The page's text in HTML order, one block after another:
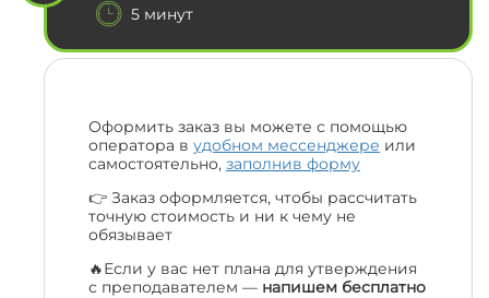
5 минут
Оформить заказ вы можете с помощью
оператора в удобном мессенджере или
самостоятельно, заполнив форму
👉 Заказ оформляется, чтобы рассчитать
точную стоимость и ни к чему не
обязывает
🔥Если у вас нет плана для утверждения
с преподавателем — напишем бесплатно